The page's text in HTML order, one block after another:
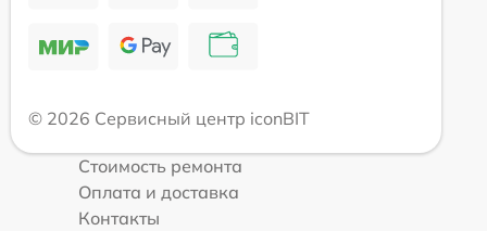
© 2026 Сервисный центр iconBIT
Стоимость ремонта
Оплата и доставка
Контакты